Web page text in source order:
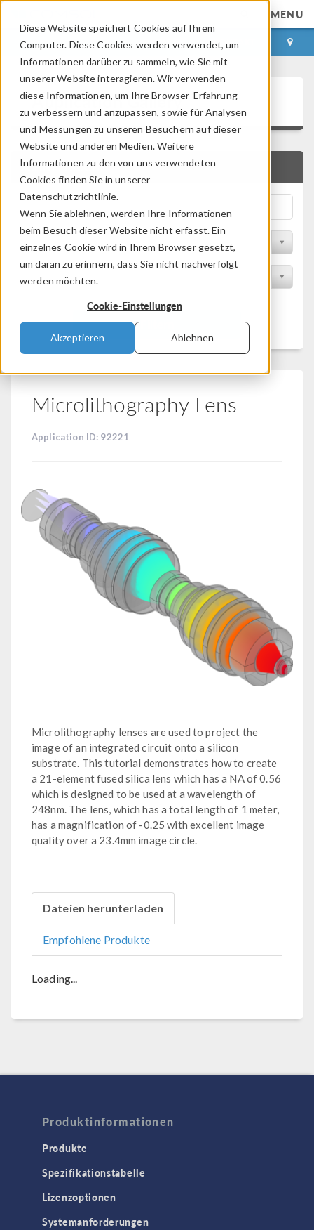
Diese Website speichert Cookies auf Ihrem
Computer. Diese Cookies werden verwendet, um
Informationen darüber zu sammeln, wie Sie mit
unserer Website interagieren. Wir verwenden
diese Informationen, um Ihre Browser-Erfahrung
zu verbessern und anzupassen, sowie für Analysen
und Messungen zu unseren Besuchern auf dieser
Website und anderen Medien. Weitere
Informationen zu den von uns verwendeten
Cookies finden Sie in unserer
Datenschutzrichtlinie.
Wenn Sie ablehnen, werden Ihre Informationen
beim Besuch dieser Website nicht erfasst. Ein
einzelnes Cookie wird in Ihrem Browser gesetzt,
um daran zu erinnern, dass Sie nicht nachverfolgt
werden möchten.
Cookie-Einstellungen
Akzeptieren Ablehnen
MENU
ANMELDEN KONTAKT
Application Gallery
SCHNELLSUCHE
Nach Themenbereich filtern
Nach Produkt filtern
Filtern
Microlithography Lens
Application ID: 92221
Microlithography lenses are used to project the
image of an integrated circuit onto a silicon
substrate. This tutorial demonstrates how to create
a 21-element fused silica lens which has a NA of 0.56
which is designed to be used at a wavelength of
248nm. The lens, which has a total length of 1 meter,
has a magnification of -0.25 with excellent image
quality over a 23.4mm image circle.
Dateien herunterladen
Empfohlene Produkte
Loading...
Produktinformationen
Produkte
Spezifikationstabelle
Lizenzoptionen
Systemanforderungen